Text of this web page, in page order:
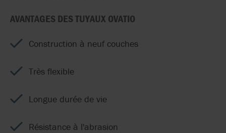
AVANTAGES DES TUYAUX OVATIO
Construction à neuf couches
Très flexible
Longue durée de vie
Résistance à l'abrasion